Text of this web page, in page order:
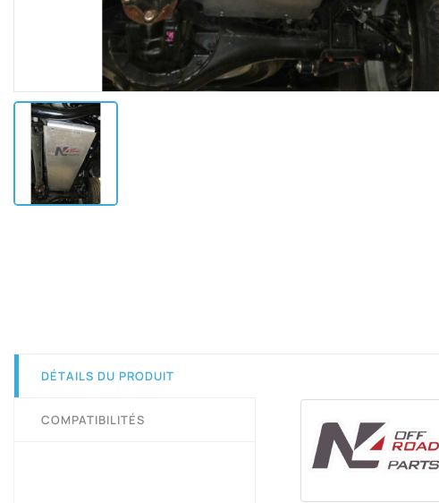
DÉTAILS DU PRODUIT
COMPATIBILITÉS